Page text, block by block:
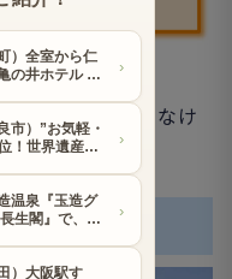
間ひまをかけなけ
評判です。